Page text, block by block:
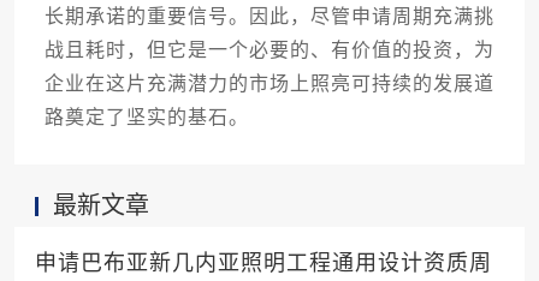
长期承诺的重要信号。因此，尽管申请周期充满挑
战且耗时，但它是一个必要的、有价值的投资，为
企业在这片充满潜力的市场上照亮可持续的发展道
路奠定了坚实的基石。
最新文章
申请巴布亚新几内亚照明工程通用设计资质周